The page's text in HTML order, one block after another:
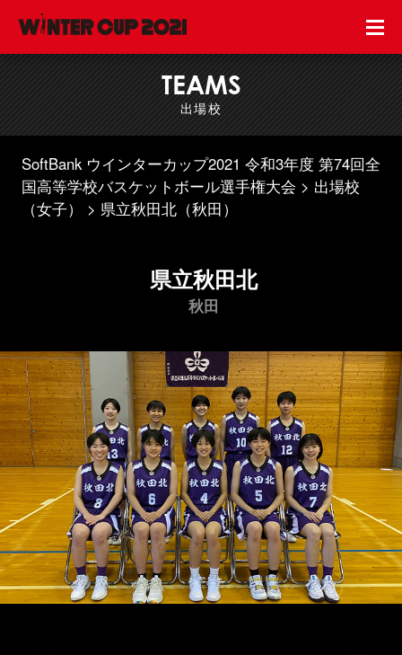
TEAMS
出場校
SoftBank ウインターカップ2021 令和3年度 第74回全
国高等学校バスケットボール選手権大会
出場校
（女子）
県立秋田北（秋田）
県立秋田北
秋田